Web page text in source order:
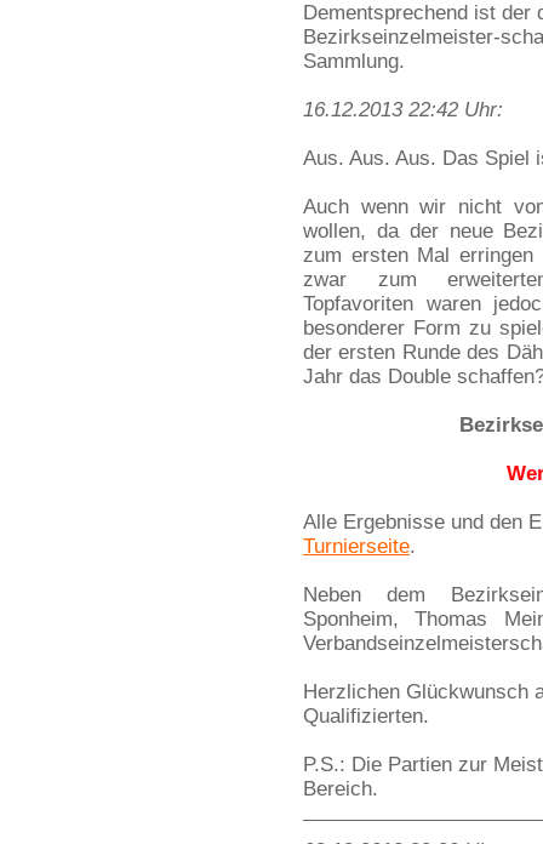
Dementsprechend ist der
Bezirkseinzelmeister-
Sammlung.
16.12.2013 22:42 Uhr:
Aus. Aus. Aus. Das Spiel
Auch wenn wir nicht
wollen, da der neue
zum ersten Mal
zwar zum
Topfavoriten waren
besonderer Form zu
der ersten Runde des
Jahr das Double
Alle Ergebnisse und den
Turnierseite.
Neben dem
Sponheim, Thomas
Herzlichen Glückwunsch
Qualifizierten.
P.S.: Die Partien zur
Bereich.